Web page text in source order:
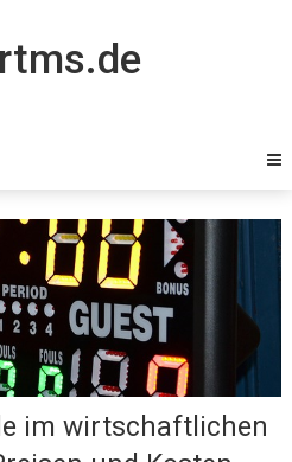
im wirtschaftlichen